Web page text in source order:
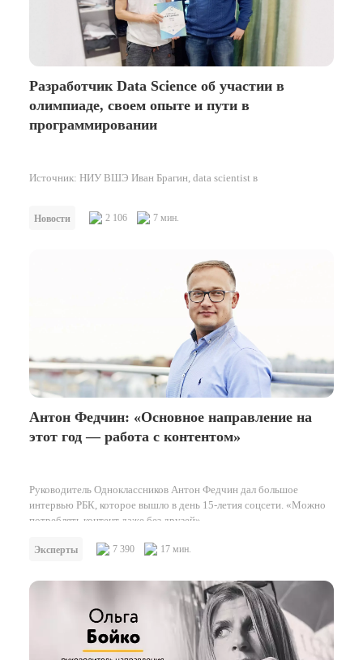
Разработчик Data Science об участии в
олимпиаде, своем опыте и пути в
программировании
Источник: НИУ ВШЭ Иван Брагин, data scientist в
IDAO 2021, и до…
Новости 2 106 7 мин.
Антон Федчин: «Основное направление на
этот год — работа с контентом»
Руководитель Одноклассников Антон Федчин дал большое
интервью РБК, которое вышло в день 15-летия соцсети. «Можно
потреблять контент даже без друзей»…
Эксперты 7 390 17 мин.